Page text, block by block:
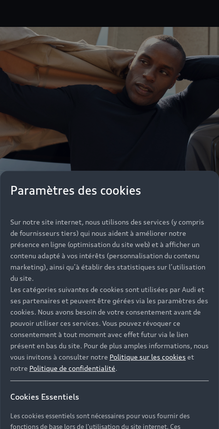
Paramètres des cookies
Sur notre site internet, nous utilisons des services (y compris
de fournisseurs tiers) qui nous aident à améliorer notre
présence en ligne (optimisation du site web) et à afficher un
contenu adapté à vos intérêts (personnalisation du contenu
marketing), ainsi qu’à établir des statistiques sur l’utilisation
du site.
Les catégories suivantes de cookies sont utilisées par Audi et
ses partenaires et peuvent être gérées via les paramètres des
cookies. Nous avons besoin de votre consentement avant de
pouvoir utiliser ces services. Vous pouvez révoquer ce
consentement à tout moment avec effet futur via le lien
présent en bas du site. Pour de plus amples informations, nous
vous invitons à consulter notre Politique sur les cookies et
notre Politique de confidentialité.
Cookies Essentiels
Les cookies essentiels sont nécessaires pour vous fournir des
fonctions de base lors de l'utilisation du site internet. Ces